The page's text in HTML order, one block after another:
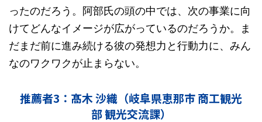
ったのだろう。阿部氏の頭の中では、次の事業に向
けてどんなイメージが広がっているのだろうか。ま
だまだ前に進み続ける彼の発想力と行動力に、みん
なのワクワクが止まらない。
推薦者3：髙木 沙織（岐阜県恵那市 商工観光
部 観光交流課）